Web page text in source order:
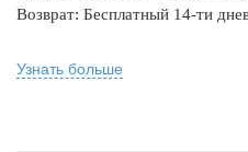
Возврат: Бесплатный 14-ти
Узнать больше